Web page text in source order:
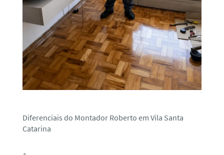
Diferenciais do Montador Roberto em Vila Santa
Catarina